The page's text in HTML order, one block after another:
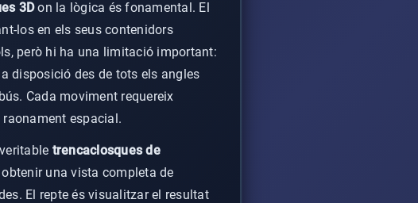
3Don la lògica és fonamental. El
los en els seus contenidors
però hi ha una limitació important:
disposició des de tots els angles
Cada moviment requereix
espacial.
trencaclosques de
una vista completa de
El repte és visualitzar el resultat